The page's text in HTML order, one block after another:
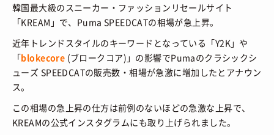
韓国最大級のスニーカー・ファッションリセールサイト
「KREAM」で、Puma SPEEDCATの相場が急上昇。
近年トレンドスタイルのキーワードとなっている「Y2K」や
「blokecore (ブロークコア)」の影響でPumaのクラシックシ
ューズ SPEEDCATの販売数・相場が急激に増加したとアナウン
ス。
この相場の急上昇の仕方は前例のないほどの急激な上昇で、
KREAMの公式インスタグラムにも取り上げられました。